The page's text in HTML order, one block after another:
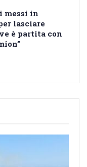
messi in
lasciare
è partita con